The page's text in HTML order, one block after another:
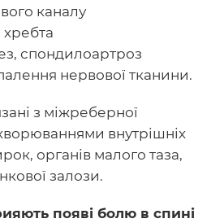
каналу
спондилоартроз
нервової тканини.
з міжреберної
внутрішніх
органів малого таза,
залози.
появі болю в спині